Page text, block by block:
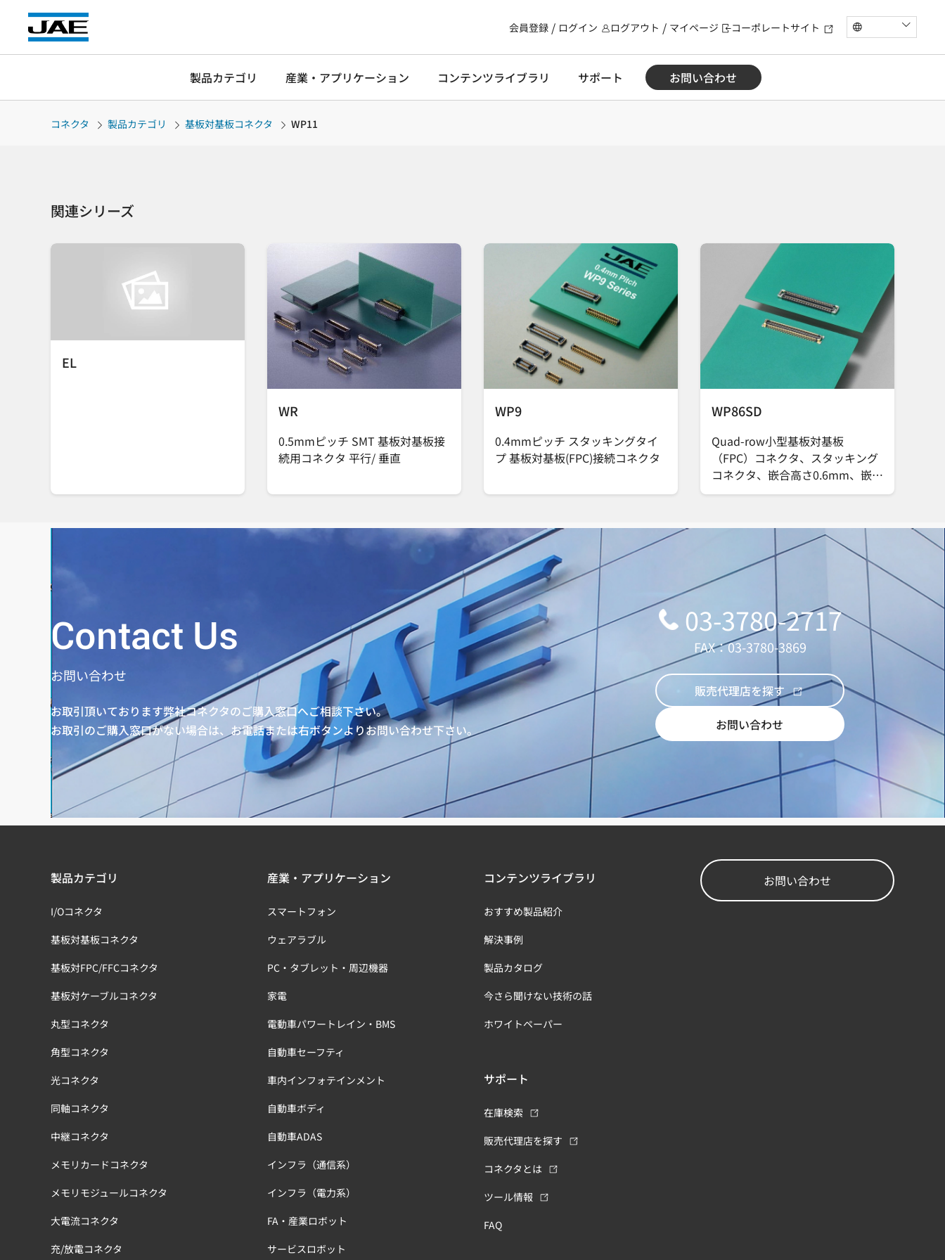
会員登録 ログイン ログアウト マイページ コーポレートサイト
製品カテゴリ 産業・アプリケーション コンテンツライブラリ サポート お問い合わせ
コネクタ 製品カテゴリ 基板対基板コネクタ WP11
関連シリーズ
EL
WR
0.5mmピッチ SMT 基板対基板接
続用コネクタ 平行/ 垂直
WP9
0.4mmピッチ スタッキングタイ
プ 基板対基板(FPC)接続コネクタ
WP86SD
Quad-row小型基板対基板
（FPC）コネクタ、スタッキング
コネクタ、嵌合高さ0.6mm、嵌合
部ピッチ0.25mm、実装部ピッチ
Contact Us
お問い合わせ
お取引頂いております弊社コネクタのご購入窓口へご相談下さい。
お取引のご購入窓口がない場合は、お電話または右ボタンよりお問い合わせ下さい。
03-3780-2717
FAX：03-3780-3869
販売代理店を探す
お問い合わせ
製品カテゴリ
I/Oコネクタ
基板対基板コネクタ
基板対FPC/FFCコネクタ
基板対ケーブルコネクタ
丸型コネクタ
角型コネクタ
光コネクタ
同軸コネクタ
中継コネクタ
メモリカードコネクタ
メモリモジュールコネクタ
大電流コネクタ
充/放電コネクタ
産業・アプリケーション
スマートフォン
ウェアラブル
PC・タブレット・周辺機器
家電
電動車パワートレイン・BMS
自動車セーフティ
車内インフォテインメント
自動車ボディ
自動車ADAS
インフラ（通信系）
インフラ（電力系）
FA・産業ロボット
サービスロボット
コンテンツライブラリ
おすすめ製品紹介
解決事例
製品カタログ
今さら聞けない技術の話
ホワイトペーパー
サポート
在庫検索
販売代理店を探す
コネクタとは
ツール情報
FAQ
お問い合わせ